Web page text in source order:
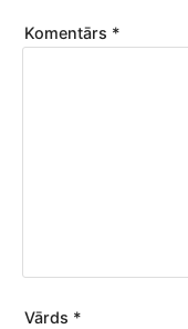
Komentārs *
Vārds *